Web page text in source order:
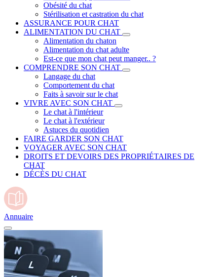
Obésité du chat
Stérilisation et castration du chat
ASSURANCE POUR CHAT
ALIMENTATION DU CHAT
Alimentation du chaton
Alimentation du chat adulte
Est-ce que mon chat peut manger.. ?
COMPRENDRE SON CHAT
Langage du chat
Comportement du chat
Faits à savoir sur le chat
VIVRE AVEC SON CHAT
Le chat à l'intérieur
Le chat à l'extérieur
Astuces du quotidien
FAIRE GARDER SON CHAT
VOYAGER AVEC SON CHAT
DROITS ET DEVOIRS DES PROPRIÉTAIRES DE
CHAT
DÉCÈS DU CHAT
Annuaire